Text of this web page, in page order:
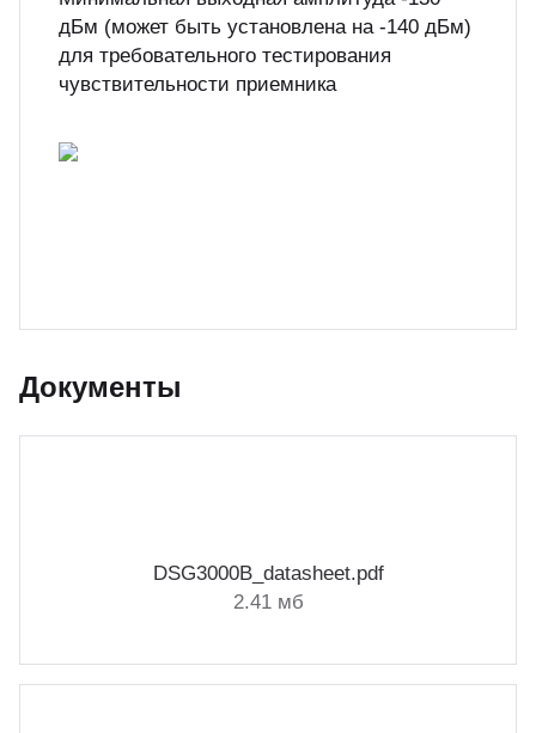
дБм (может быть установлена на -140 дБм)
для требовательного тестирования
чувствительности приемника
Документы
DSG3000B_datasheet.pdf
2.41 мб